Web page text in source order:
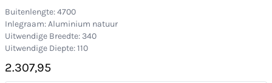
Buitenlengte: 4700
Inlegraam: Aluminium natuur
Uitwendige Breedte: 340
Uitwendige Diepte: 110
2.307,95